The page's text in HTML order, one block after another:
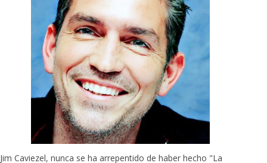
Jim Caviezel, nunca se ha arrepentido de haber hecho "La